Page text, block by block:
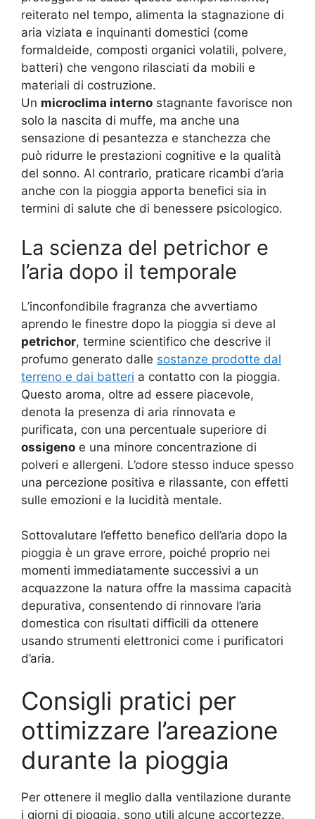
reiterato nel tempo, alimenta la stagnazione di
aria viziata e inquinanti domestici (come
formaldeide, composti organici volatili, polvere,
batteri) che vengono rilasciati da mobili e
materiali di costruzione.
Un microclima interno stagnante favorisce non
solo la nascita di muffe, ma anche una
sensazione di pesantezza e stanchezza che
può ridurre le prestazioni cognitive e la qualità
del sonno. Al contrario, praticare ricambi d’aria
anche con la pioggia apporta benefici sia in
termini di salute che di benessere psicologico.
La scienza del petrichor e
l’aria dopo il temporale
L’inconfondibile fragranza che avvertiamo
aprendo le finestre dopo la pioggia si deve al
petrichor, termine scientifico che descrive il
profumo generato dalle sostanze prodotte dal
terreno e dai batteri a contatto con la pioggia.
Questo aroma, oltre ad essere piacevole,
denota la presenza di aria rinnovata e
purificata, con una percentuale superiore di
ossigeno e una minore concentrazione di
polveri e allergeni. L’odore stesso induce spesso
una percezione positiva e rilassante, con effetti
sulle emozioni e la lucidità mentale.
Sottovalutare l’effetto benefico dell’aria dopo la
pioggia è un grave errore, poiché proprio nei
momenti immediatamente successivi a un
acquazzone la natura offre la massima capacità
depurativa, consentendo di rinnovare l’aria
domestica con risultati difficili da ottenere
usando strumenti elettronici come i purificatori
d’aria.
Consigli pratici per
ottimizzare l’areazione
durante la pioggia
Per ottenere il meglio dalla ventilazione durante
i giorni di pioggia, sono utili alcune accortezze.